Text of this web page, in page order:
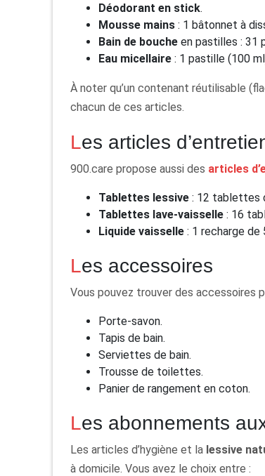
Déodorant en stick.
Mousse mains : 1 bâtonnet à
Bain de bouche en pastilles : 31
Eau micellaire : 1 pastille (100
À noter qu’un contenant réutilisable
chacun de ces articles.
Les articles
900.care propose aussi des articles
Tablettes lessive : 12 tablettes
Tablettes lave-vaisselle : 16
Liquide vaisselle : 1 recharge
Les accessoires
Vous pouvez trouver des accessoires
Porte-savon.
Tapis de bain.
Serviettes de bain.
Trousse de toilettes.
Panier de rangement en coton.
Les abonnements
Les articles d’hygiène et la lessive
à domicile. Vous avez le choix entre :